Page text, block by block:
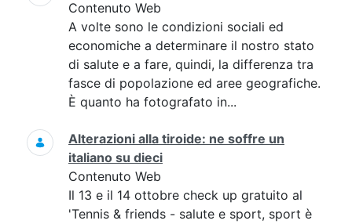
Contenuto Web
A volte sono le condizioni sociali ed
economiche a determinare il nostro stato
di salute e a fare, quindi, la differenza tra
fasce di popolazione ed aree geografiche.
È quanto ha fotografato in...
Alterazioni alla tiroide: ne soffre un
italiano su dieci
Contenuto Web
Il 13 e il 14 ottobre check up gratuito al
'Tennis & friends - salute e sport, sport è